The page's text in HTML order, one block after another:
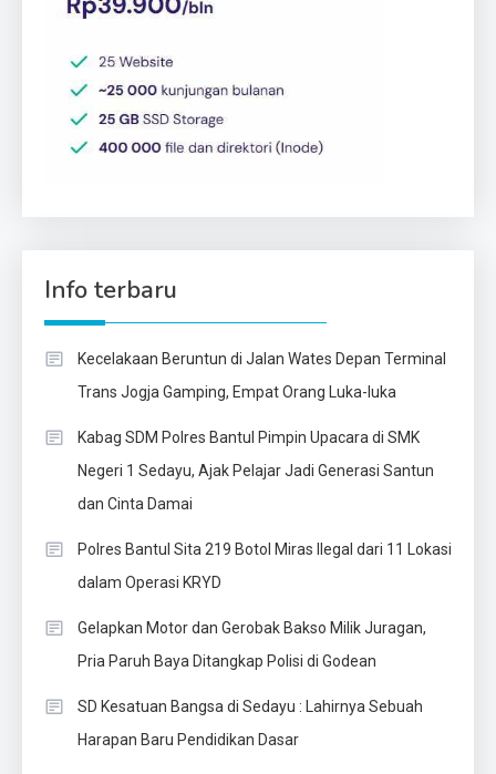
Info terbaru
Kecelakaan Beruntun di Jalan Wates Depan Terminal
Trans Jogja Gamping, Empat Orang Luka-luka
Kabag SDM Polres Bantul Pimpin Upacara di SMK
Negeri 1 Sedayu, Ajak Pelajar Jadi Generasi Santun
dan Cinta Damai
Polres Bantul Sita 219 Botol Miras Ilegal dari 11 Lokasi
dalam Operasi KRYD
Gelapkan Motor dan Gerobak Bakso Milik Juragan,
Pria Paruh Baya Ditangkap Polisi di Godean
SD Kesatuan Bangsa di Sedayu : Lahirnya Sebuah
Harapan Baru Pendidikan Dasar